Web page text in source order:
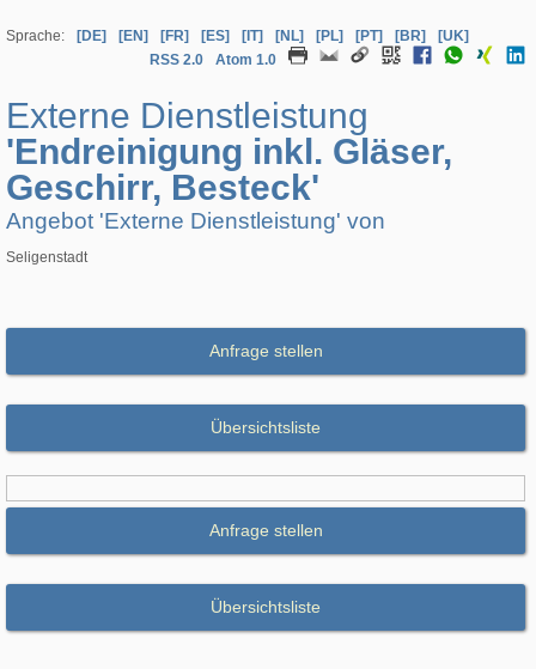
Sprache: [DE] [EN] [FR] [ES] [IT] [NL] [PL] [PT] [BR]
[UK]
RSS 2.0
Atom 1.0
Externe Dienstleistung
'Endreinigung inkl. Gläser,
Geschirr, Besteck'
Angebot 'Externe Dienstleistung' von
Seligenstadt
Anfrage stellen
Übersichtsliste
Anfrage stellen
Übersichtsliste